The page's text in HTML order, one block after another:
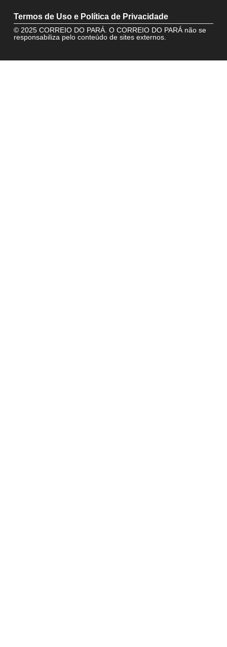
Termos de Uso e Política de Privacidade
© 2025 CORREIO DO PARÁ. O CORREIO DO PARÁ não se
responsabiliza pelo conteúdo de sites externos.